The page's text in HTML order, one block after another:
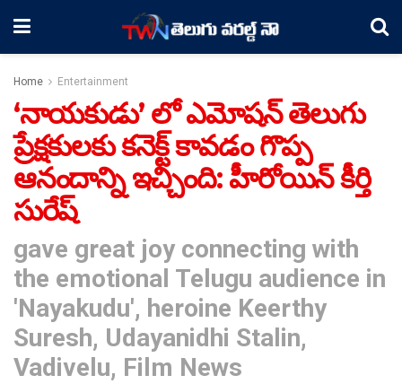
Home Entertainment
‘నాయకుడు’ లో ఎమోషన్ తెలుగు
ప్రేక్షకులకు కనెక్ట్ కావడం గొప్ప
ఆనందాన్ని ఇచ్చింది: హీరోయిన్ కీర్తి
సురేష్
gave great joy connecting with
the emotional Telugu audience in
'Nayakudu', heroine Keerthy
Suresh, Udayanidhi Stalin,
Vadivelu, Film News